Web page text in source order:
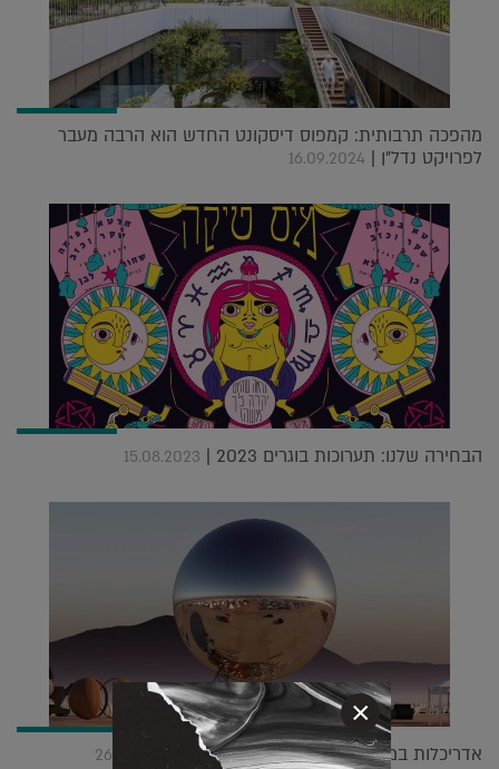
מהפכה תרבותית: קמפוס דיסקונט החדש הוא הרבה מעבר
לפרויקט נדל"ן | 16.09.2024
הבחירה שלנו: תערוכות בוגרים 2023 | 15.08.2023
אדריכלות במדבר: BIG מגיעים לברנינג מן | 26.08.2018
×